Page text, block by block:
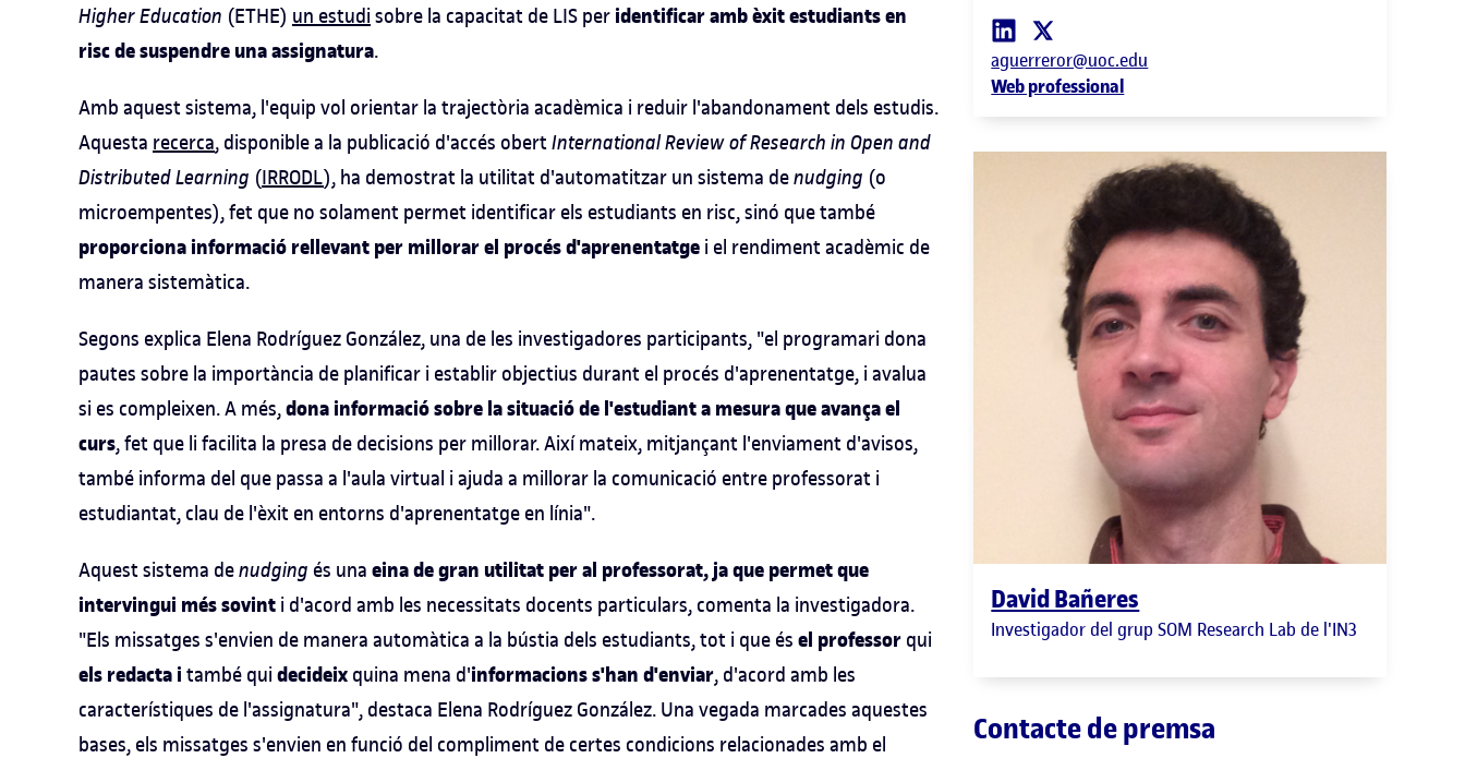
Higher Education (ETHE) un estudi sobre la capacitat de LIS per identificar amb èxit estudiants en
risc de suspendre una assignatura.
Amb aquest sistema, l'equip vol orientar la trajectòria acadèmica i reduir l'abandonament dels estudis.
Aquesta recerca, disponible a la publicació d'accés obertInternational Review of Research in Open and
Distributed Learning (IRRODL), ha demostrat la utilitat d'automatitzar un sistema denudging (o
microempentes), fet que no solament permet identificar els estudiants en risc, sinó que també
proporciona informació rellevant per millorar el procés d'aprenentatge i el rendiment acadèmic de
manera sistemàtica.
Segons explica Elena Rodríguez González, una de les investigadores participants, "el programari dona
pautes sobre la importància de planificar i establir objectius durant el procés d'aprenentatge, i avalua
si es compleixen. A més,dona informació sobre la situació de l'estudiant a mesura que avança el
curs, fet que li facilita la presa de decisions per millorar. Així mateix, mitjançant l'enviament d'avisos,
també informa del que passa a l'aula virtual i ajuda a millorar la comunicació entre professorat i
estudiantat, clau de l'èxit en entorns d'aprenentatge en línia".
Aquest sistema denudging és una eina de gran utilitat per al professorat, ja que permet que
intervingui més sovint i d'acord amb les necessitats docents particulars, comenta la investigadora.
"Els missatges s'envien de manera automàtica a la bústia dels estudiants, tot i que és el professor qui
els redacta i també qui decideix quina mena d'informacions s'han d'enviar, d'acord amb les
característiques de l'assignatura", destaca Elena Rodríguez González. Una vegada marcades aquestes
bases, els missatges s'envien en funció del compliment de certes condicions relacionades amb el
aguerreror@uoc.edu
Web professional
David Bañeres
Investigador del grup SOM Research Lab de l'IN3
Contacte de premsa